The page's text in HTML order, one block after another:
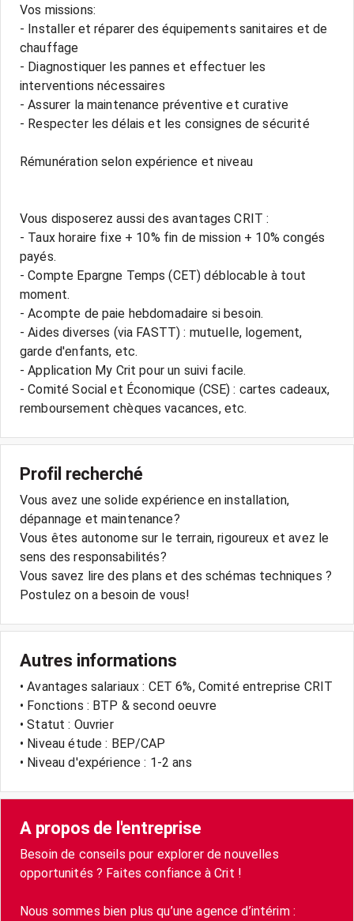
Vos missions:
- Installer et réparer des équipements sanitaires et de
chauffage
- Diagnostiquer les pannes et effectuer les
interventions nécessaires
- Assurer la maintenance préventive et curative
- Respecter les délais et les consignes de sécurité
Rémunération selon expérience et niveau
Vous disposerez aussi des avantages CRIT :
- Taux horaire fixe + 10% fin de mission + 10% congés
payés.
- Compte Epargne Temps (CET) déblocable à tout
moment.
- Acompte de paie hebdomadaire si besoin.
- Aides diverses (via FASTT) : mutuelle, logement,
garde d'enfants, etc.
- Application My Crit pour un suivi facile.
- Comité Social et Économique (CSE) : cartes cadeaux,
Profil recherché
Vous avez une solide expérience en installation,
dépannage et maintenance?
Vous êtes autonome sur le terrain, rigoureux et avez le
sens des responsabilités?
Vous savez lire des plans et des schémas techniques ?
Postulez on a besoin de vous!
Autres informations
• Avantages salariaux : CET 6%, Comité entreprise CRIT
• Fonctions : BTP & second oeuvre
• Statut : Ouvrier
• Niveau étude : BEP/CAP
• Niveau d'expérience : 1-2 ans
A propos de l'entreprise
Besoin de conseils pour explorer de nouvelles
opportunités ? Faites confiance à Crit !
Nous sommes bien plus qu’une agence d’intérim :